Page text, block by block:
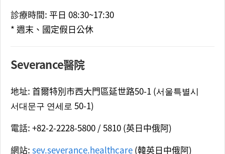
診療時間: 平日 08:30~17:30
* 週末、國定假日公休
Severance醫院
地址: 首爾特別市西大門區延世路50-1 (서울특별시
서대문구 연세로 50-1)
電話: +82-2-2228-5800 / 5810 (英日中俄阿)
網站: sev.severance.healthcare (韓英日中俄阿)